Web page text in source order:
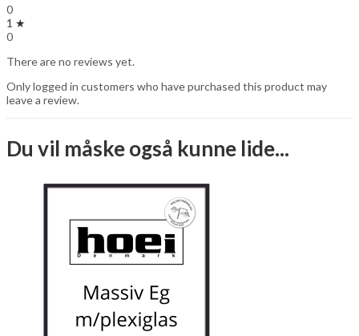
0
1 ★
0
There are no reviews yet.
Only logged in customers who have purchased this product may
leave a review.
Du vil måske også kunne lide...